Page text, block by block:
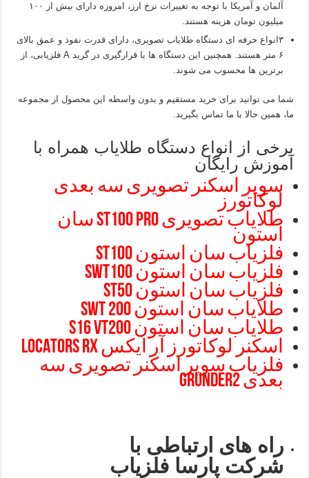
آلمان و آمریکا با توجه به تغییرات نرخ ارز، امروزه دارای بیش از ۱۰۰
میلیون تومان هزینه هستند.
۳انواع حرفه ای دستگاه طلایاب تصویری، دارای قدرت نفوذ و عمق بالای
۶ متر هستند. همچنین این دستگاه ها با قرارگیری در گرید A فلزیابی، از
برترین ها محسوب می شوند.
شما می توانید برای خرید مستقیم و بدون واسطه این محصول از مجموعه
ما، همین حالا با ما تماس بگیرید.
برخی از انواع دستگاه طلایاب همراه با
آموزش رایگان
سوپر اسکنر تصویری سه بعدی
لوکاتورز
طلایاب تصویری ST100 pro سان
استون
فلزیاب سان استون ST100
فلزیاب سان استون SWT100
فلزیاب سان استون ST50
طلایاب سان استون SWT 200
طلایاب سان استون S16 VT200
اسکنر لوکاتورز آر ایکس LOCATORS RX
فلزیاب سوپر اسکنر تصویری سه
بعدی Grunder2
راه های ارتباطی با
شرکت پارسا فلزیاب